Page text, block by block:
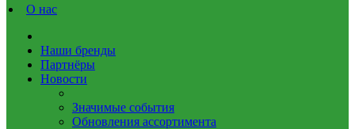
О нас
Наши бренды
Партнёры
Новости
Значимые события
Обновления ассортимента